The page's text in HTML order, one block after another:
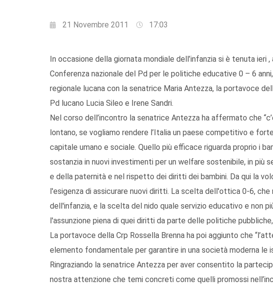
21 Novembre 2011 17:03
In occasione della giornata mondiale dell’infanzia si è tenuta ieri
Conferenza nazionale del Pd per le politiche educative 0 – 6
regionale lucana con la senatrice Maria Antezza, la portavoce
Pd lucano Lucia Sileo e Irene Sandri.
Nel corso dell’incontro la senatrice Antezza ha affermato che
lontano, se vogliamo rendere l’Italia un paese competitivo e
capitale umano e sociale. Quello più efficace riguarda proprio i
sostanzia in nuovi investimenti per un welfare sostenibile, in più
e della paternità e nel rispetto dei diritti dei bambini. Da qui la
l'esigenza di assicurare nuovi diritti. La scelta dell'ottica 0-6,
dell'infanzia, e la scelta del nido quale servizio educativo e non
l'assunzione piena di quei diritti da parte delle politiche
La portavoce della Crp Rossella Brenna ha poi aggiunto che
elemento fondamentale per garantire in una società moderna le
Ringraziando la senatrice Antezza per aver consentito la
nostra attenzione che temi concreti come quelli promossi